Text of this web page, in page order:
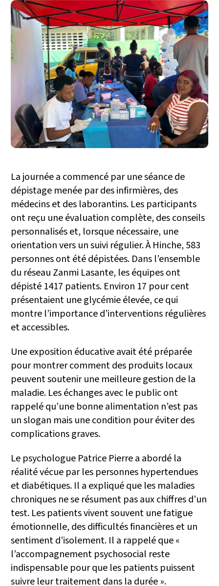
La journée a commencé par une séance de
dépistage menée par des infirmières, des
médecins et des laborantins. Les participants
ont reçu une évaluation complète, des conseils
personnalisés et, lorsque nécessaire, une
orientation vers un suivi régulier. À Hinche, 583
personnes ont été dépistées. Dans l’ensemble
du réseau Zanmi Lasante, les équipes ont
dépisté 1417 patients. Environ 17 pour cent
présentaient une glycémie élevée, ce qui
montre l’importance d’interventions régulières
et accessibles.
Une exposition éducative avait été préparée
pour montrer comment des produits locaux
peuvent soutenir une meilleure gestion de la
maladie. Les échanges avec le public ont
rappelé qu’une bonne alimentation n’est pas
un slogan mais une condition pour éviter des
complications graves.
Le psychologue Patrice Pierre a abordé la
réalité vécue par les personnes hypertendues
et diabétiques. Il a expliqué que les maladies
chroniques ne se résument pas aux chiffres d’un
test. Les patients vivent souvent une fatigue
émotionnelle, des difficultés financières et un
sentiment d’isolement. Il a rappelé que «
l’accompagnement psychosocial reste
indispensable pour que les patients puissent
suivre leur traitement dans la durée ».